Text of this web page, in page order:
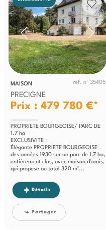
MAISON ref. n° 35405
PRECIGNE
Prix : 479 780 €*
PROPRIETE BOURGEOISE/ PARC DE
1.7 ha
EXCLUSIVITE :
Élégante PROPRIETE BOURGEOISE
des années 1930 sur un parc de 1,7 ha,
entièrement clos, avec maison d'amis,
qui propose au total 320 m²...
Détails
Partager